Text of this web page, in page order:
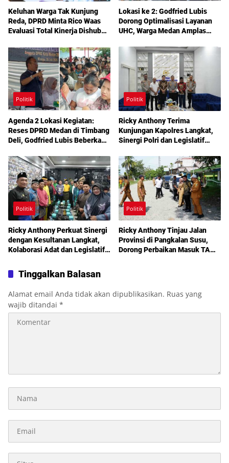
Keluhan Warga Tak Kunjung
Reda, DPRD Minta Rico Waas
Evaluasi Total Kinerja Dishub
Lokasi ke 2: Godfried Lubis
Dorong Optimalisasi Layanan
UHC, Warga Medan Amplas
Berobat Gratis Bermodal KTP
Politik
Agenda 2 Lokasi Kegiatan:
Reses DPRD Medan di Timbang
Deli, Godfried Lubis Beberkan
Layanan Kesehatan Gratis
Politik
Ricky Anthony Terima
Kunjungan Kapolres Langkat,
Sinergi Polri dan Legislatif
Politik
Ricky Anthony Perkuat Sinergi
dengan Kesultanan Langkat,
Kolaborasi Adat dan Legislatif
Politik
Ricky Anthony Tinjau Jalan
Provinsi di Pangkalan Susu,
Dorong Perbaikan Masuk TA
Tinggalkan Balasan
Alamat email Anda tidak akan dipublikasikan. Ruas yang
wajib ditandai *